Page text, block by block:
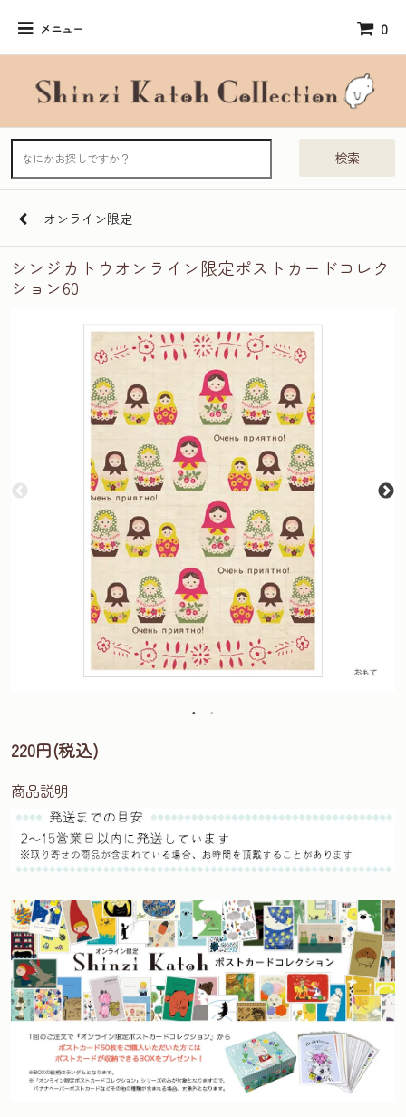
メニュー 0
検索
オンライン限定
シンジカトウオンライン限定ポストカードコレク
ション60
220円(税込)
商品説明